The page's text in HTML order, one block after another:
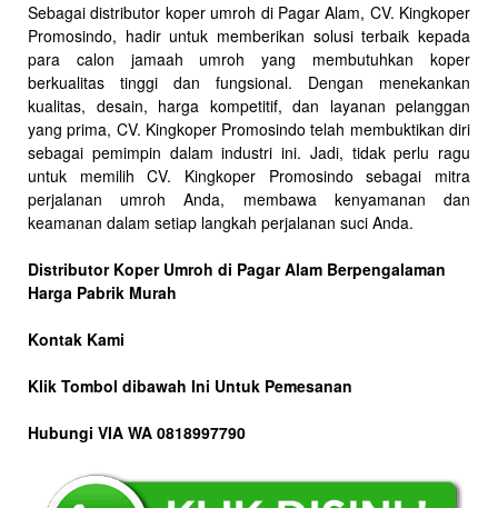
Sebagai distributor koper umroh di Pagar Alam, CV. Kingkoper
Promosindo, hadir untuk memberikan solusi terbaik kepada
para calon jamaah umroh yang membutuhkan koper
berkualitas tinggi dan fungsional. Dengan menekankan
kualitas, desain, harga kompetitif, dan layanan pelanggan
yang prima, CV. Kingkoper Promosindo telah membuktikan diri
sebagai pemimpin dalam industri ini. Jadi, tidak perlu ragu
untuk memilih CV. Kingkoper Promosindo sebagai mitra
perjalanan umroh Anda, membawa kenyamanan dan
keamanan dalam setiap langkah perjalanan suci Anda.
Distributor Koper Umroh di Pagar Alam Berpengalaman
Harga Pabrik Murah
Kontak Kami
Klik Tombol dibawah Ini Untuk Pemesanan
Hubungi VIA WA 0818997790